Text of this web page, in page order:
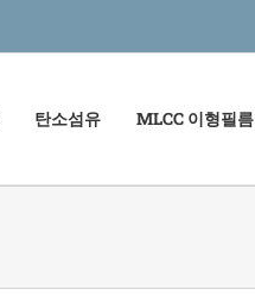
탄소섬유 MLCC 이형필름